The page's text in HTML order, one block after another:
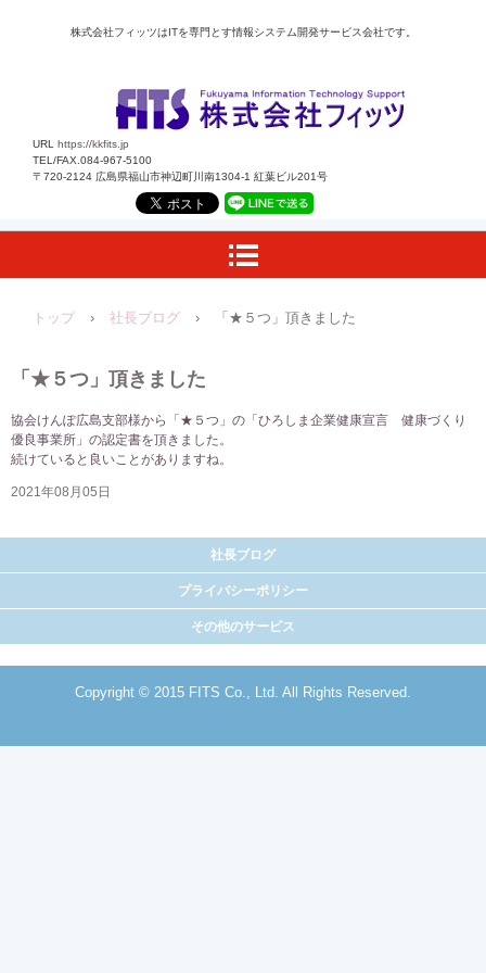
株式会社フィッツはITを専門とす情報システム開発サービス会社です。
URL https://kkfits.jp
TEL/FAX.084-967-5100
〒720-2124 広島県福山市神辺町川南1304-1 紅葉ビル201号
トップ › 社長ブログ › 「★５つ」頂きました
「★５つ」頂きました
協会けんぽ広島支部様から「★５つ」の「ひろしま企業健康宣言 健康づくり
優良事業所」の認定書を頂きました。
続けていると良いことがありますね。
2021年08月05日
社長ブログ
プライバシーポリシー
その他のサービス
Copyright © 2015 FITS Co., Ltd. All Rights Reserved.